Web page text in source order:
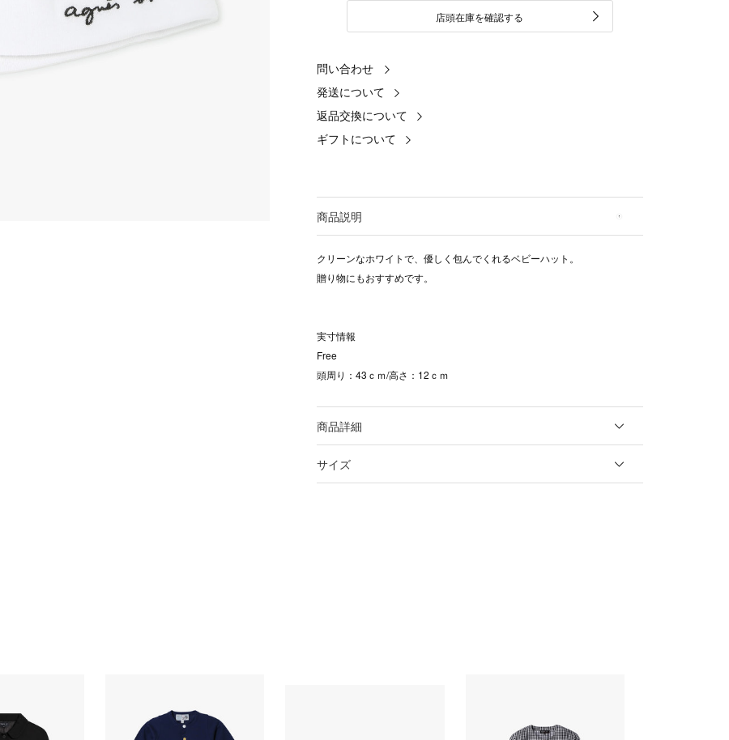
店頭在庫を確認する
問い合わせ
発送について
返品交換について
ギフトについて
商品説明
クリーンなホワイトで、優しく包んでくれるベビーハット。
贈り物にもおすすめです。
実寸情報
Free
頭周り：43ｃｍ/高さ：12ｃｍ
商品詳細
サイズ